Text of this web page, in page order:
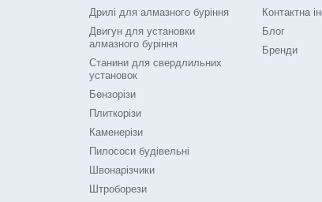
Дрилі для алмазного буріння
Двигун для установки
алмазного буріння
Станини для свердлильних
установок
Бензорізи
Плиткорізи
Каменерізи
Пилососи будівельні
Швонарізчики
Штроборези
Контактна
Блог
Бренди